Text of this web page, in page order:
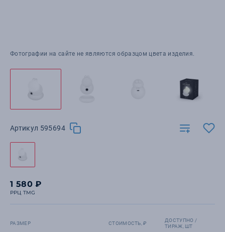
Фотографии на сайте не являются образцом цвета изделия.
Артикул 595694
1 580 ₽
РРЦ TMG
РАЗМЕР СТОИМОСТЬ, ₽
ДОСТУПНО /
ТИРАЖ, ШТ